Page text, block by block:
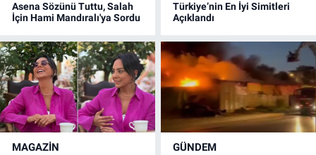
Asena Sözünü Tuttu, Salah
İçin Hami Mandıralı'ya Sordu
Türkiye’nin En İyi Simitleri
Açıklandı
MAGAZİN GÜNDEM